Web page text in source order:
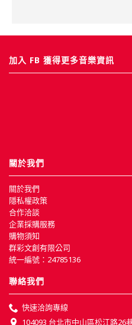
加入 FB 獲得更多音樂資訊
關於我們
關於我們
隱私權政策
合作洽談
企業採購服務
購物須知
群彩文創有限公司
統一編號：24785136
聯絡我們
快速洽詢專線
104093 台北市中山區松江路26